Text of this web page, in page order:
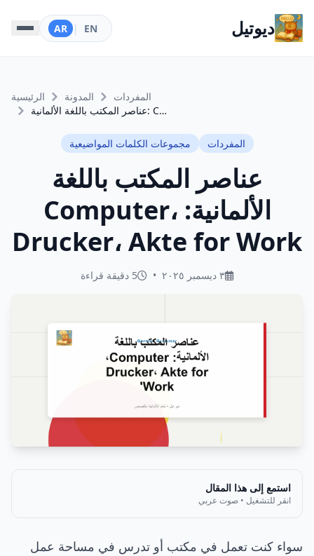
ديوتيل EN
|
AR
الرئيسية المدونة
المفردات
عناصر المكتب باللغة الألمانية: Computer، Drucker، Akte for Work
المفردات مجموعات الكلمات المواضيعية
عناصر المكتب باللغة
الألمانية: Computer،
Drucker، Akte for Work
٣ ديسمبر ٢٠٢٥ • 5 دقيقة قراءة
استمع إلى هذا المقال
انقر للتشغيل • صوت عربي
سواء كنت تعمل في مكتب أو تدرس في مساحة عمل